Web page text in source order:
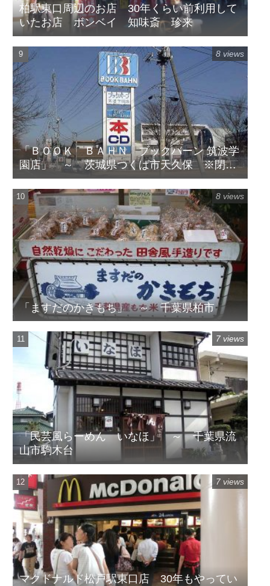
柏駅東口周辺のお店 30年くらい前利用して
いたお店 ボンベイ 知味斎 珍来
「ＢＯＯＫ ＢＡＨＮ ブックバーン 筑波学
園店」 ～ 茨城県つくば市天久保 ※閉店
してます
8 views
「ますだのかきもち」 ～ 千葉県柏市
8 views
「民芸風らーめん いなほ」 ～ 千葉県流
山市駒木台
7 views
マクドナルド松戸駅東口店 30年もやってい
7 views